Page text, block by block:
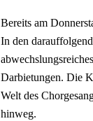
Bereits am
In den
Darbietungen. Die
Welt des
hinweg.